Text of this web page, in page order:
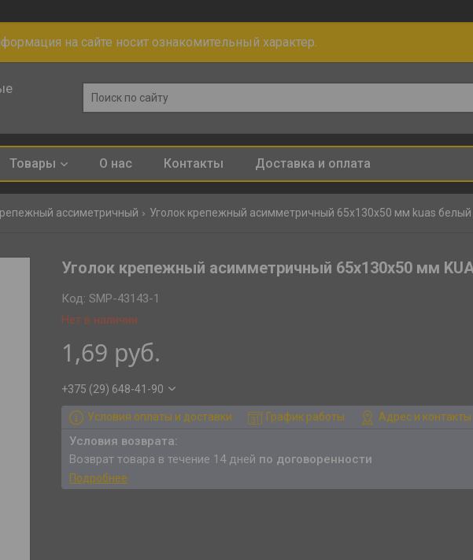
на сайте носит ознакомительный характер.
Товары О нас Контакты Доставка и оплата
ассиметричный Уголок крепежный асимметричный 65х130х50 мм kuas
Уголок крепежный асимметричный 65х130х50 мм
Нет в наличии
Код:SMP-43143-1
1,69 руб.
+375 (29) 648-41-90
Условия оплаты и доставки График работы Адрес и контакты
возврат товара в течение 14 дней по договоренности
Подробнее